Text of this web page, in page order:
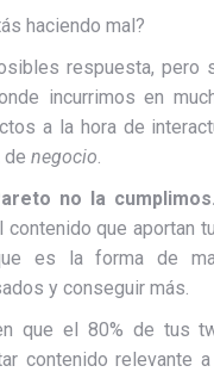
haciendo mal?
respuesta, pero
incurrimos en
a la hora de
de negocio.
no la cumplimos.
contenido que aportan
es la forma de
​​y conseguir más.
que el 80% de tus
contenido relevante